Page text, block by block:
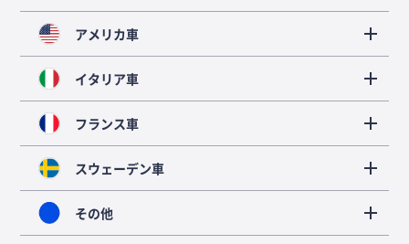
アメリカ車
イタリア車
フランス車
スウェーデン車
その他